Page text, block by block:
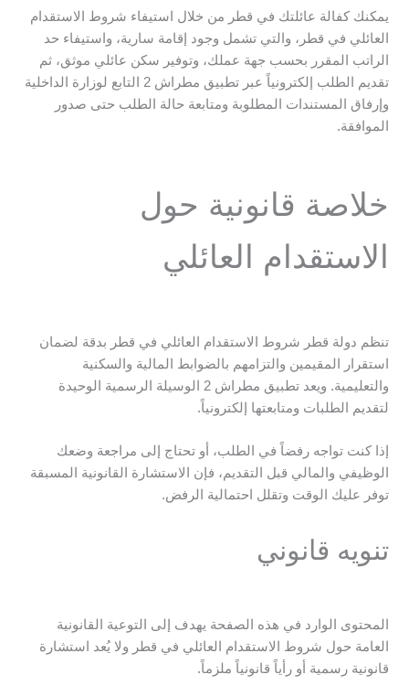
يمكنك كفالة عائلتك في قطر من خلال استيفاء شروط الاستقدام
العائلي في قطر، والتي تشمل وجود إقامة سارية، واستيفاء حد
الراتب المقرر بحسب جهة عملك، وتوفير سكن عائلي موثق، ثم
تقديم الطلب إلكترونياً عبر تطبيق مطراش 2 التابع لوزارة الداخلية
وإرفاق المستندات المطلوبة ومتابعة حالة الطلب حتى صدور
الموافقة.
خلاصة قانونية حول
الاستقدام العائلي
تنظم دولة قطر شروط الاستقدام العائلي في قطر بدقة لضمان
استقرار المقيمين والتزامهم بالضوابط المالية والسكنية
والتعليمية. ويعد تطبيق مطراش 2 الوسيلة الرسمية الوحيدة
لتقديم الطلبات ومتابعتها إلكترونياً.
إذا كنت تواجه رفضاً في الطلب، أو تحتاج إلى مراجعة وضعك
الوظيفي والمالي قبل التقديم، فإن الاستشارة القانونية المسبقة
توفر عليك الوقت وتقلل احتمالية الرفض.
تنويه قانوني
المحتوى الوارد في هذه الصفحة يهدف إلى التوعية القانونية
العامة حول شروط الاستقدام العائلي في قطر ولا يُعد استشارة
قانونية رسمية أو رأياً قانونياً ملزماً.